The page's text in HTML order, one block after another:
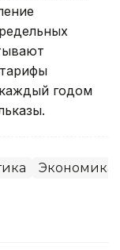
годом
Экономика